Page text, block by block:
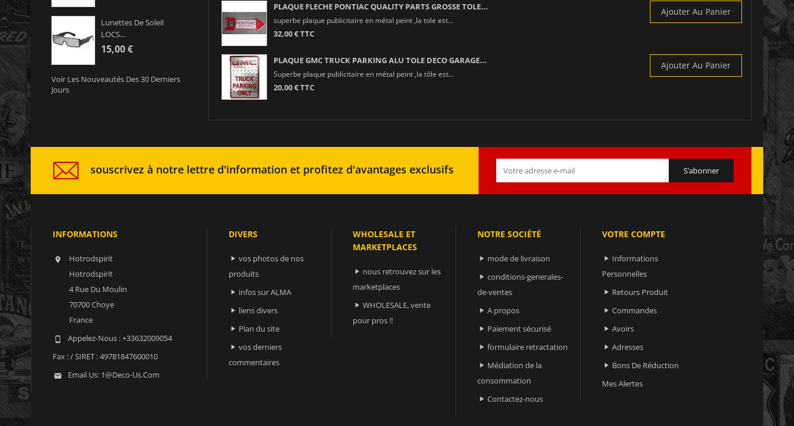
Lunettes De Soleil
LOCS...
15,00 €
Voir Les Nouveautés Des 30 Derniers
Jours
PLAQUE FLECHE PONTIAC QUALITY PARTS GROSSE TOLE...
superbe plaque publicitaire en métal peint ,la tole est...
32,00 € TTC
Ajouter Au Panier
PLAQUE GMC TRUCK PARKING ALU TOLE DECO GARAGE...
Superbe plaque publicitaire en métal peint ,la tôle est...
20,00 € TTC
Ajouter Au Panier
souscrivez à notre lettre d'information et profitez d'avantages exclusifs
INFORMATIONS

Hotrodspirit
Hotrodspirit
4 Rue Du Moulin
70700 Choye
France
 Appelez-Nous :+33632009054
Fax :/ SIRET : 49781847600010
 Email Us: 1@deco-Us.com
DIVERS
 vos photos de nos
produits
 infos sur ALMA
 liens divers
 Plan du site
 vos derniers
commentaires
WHOLESALE ET
MARKETPLACES
 nous retrouvez sur les
marketplaces
 WHOLESALE, vente
pour pros !!
NOTRE SOCIÉTÉ
 mode de livraison
 conditions-generales-
de-ventes
 A propos
 Paiement sécurisé
 formulaire retractation
 Médiation de la
consommation
 Contactez-nous
VOTRE COMPTE
 Informations
Personnelles
 Retours Produit
 Commandes
 Avoirs
 Adresses
 Bons De Réduction
Mes Alertes